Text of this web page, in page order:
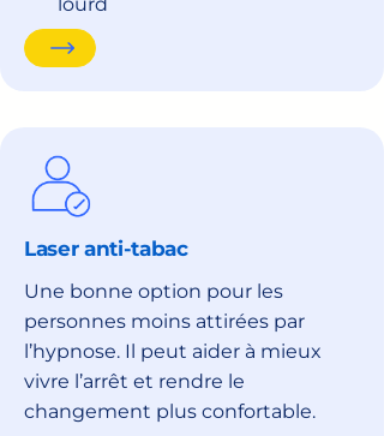
Laser anti-tabac
Une bonne option pour les
personnes moins attirées par
l’hypnose. Il peut aider à mieux
vivre l’arrêt et rendre le
changement plus confortable.